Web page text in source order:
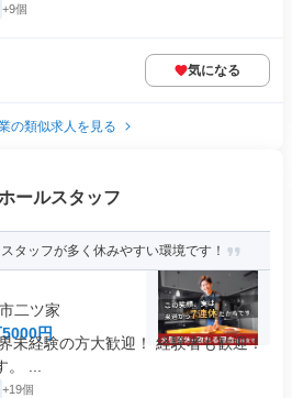
+9個
気になる
の類似求人を見る
ールスタッフ
タッフが多く休みやすい環境です！
二ツ家
円
未経験の方大歓迎！ 経験者も歓迎！
...
+19個